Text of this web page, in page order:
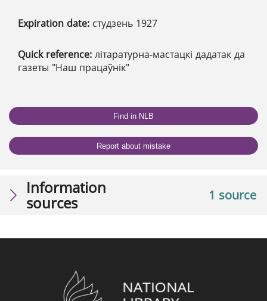
Expiration date: студзень 1927
Quick reference: літаратурна-мастацкі дадатак да
газеты "Наш працаўнік"
Find in NLB
Report about mistake
1 source
Information
sources